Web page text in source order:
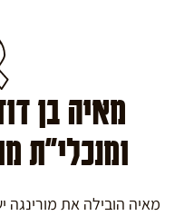
מאיה בן
ומנכלי"ת
מאיה הובילה את מורינגה